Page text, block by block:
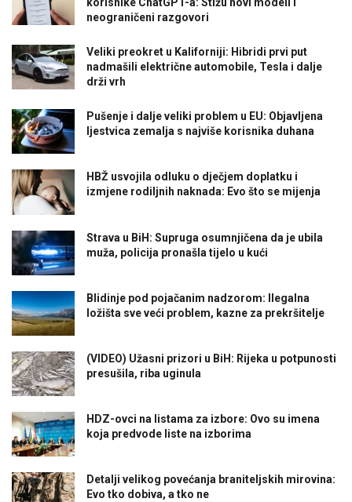
korisnike ChatGPT-a: Stižu novi modeli i
neograničeni razgovori
Veliki preokret u Kaliforniji: Hibridi prvi put
nadmašili električne automobile, Tesla i dalje
drži vrh
Pušenje i dalje veliki problem u EU: Objavljena
ljestvica zemalja s najviše korisnika duhana
HBŽ usvojila odluku o dječjem doplatku i
izmjene rodiljnih naknada: Evo što se mijenja
Strava u BiH: Supruga osumnjičena da je ubila
muža, policija pronašla tijelo u kući
Blidinje pod pojačanim nadzorom: Ilegalna
ložišta sve veći problem, kazne za prekršitelje
(VIDEO) Užasni prizori u BiH: Rijeka u potpunosti
presušila, riba uginula
HDZ-ovci na listama za izbore: Ovo su imena
koja predvode liste na izborima
Detalji velikog povećanja braniteljskih mirovina:
Evo tko dobiva, a tko ne